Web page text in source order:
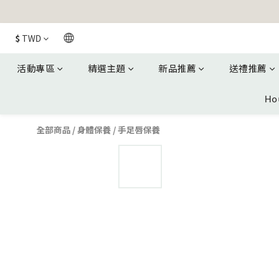
$ TWD
活動專區 精選主題 新品推薦 送禮推薦
全部商品 / 身體保養 /手足唇保養